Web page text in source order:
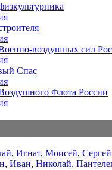
воздушных сил
Спас
Флота России
, Игнат, Моисей, Сергей
, Иван, Николай,